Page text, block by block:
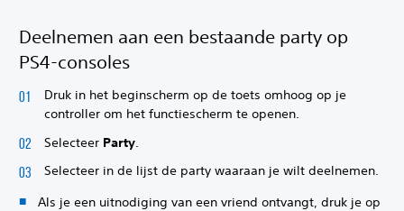
Deelnemen aan een bestaande party op
PS4-consoles
Druk in het beginscherm op de toets omhoog op je
controller om het functiescherm te openen.
Selecteer Party
Selecteer in de lijst de party waaraan je wilt deelnemen.
Als je een uitnodiging van een vriend ontvangt, druk je op